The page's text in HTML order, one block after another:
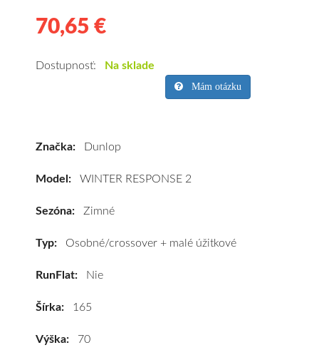
70,65 €
pneumatiky
WINTER
165/70
81T
Dostupnosť: Na sklade
Mám otázku
Značka: Dunlop
Model: WINTER RESPONSE 2
Sezóna: Zimné
Typ: Osobné/crossover + malé úžitkové
RunFlat: Nie
Šírka: 165
Výška: 70